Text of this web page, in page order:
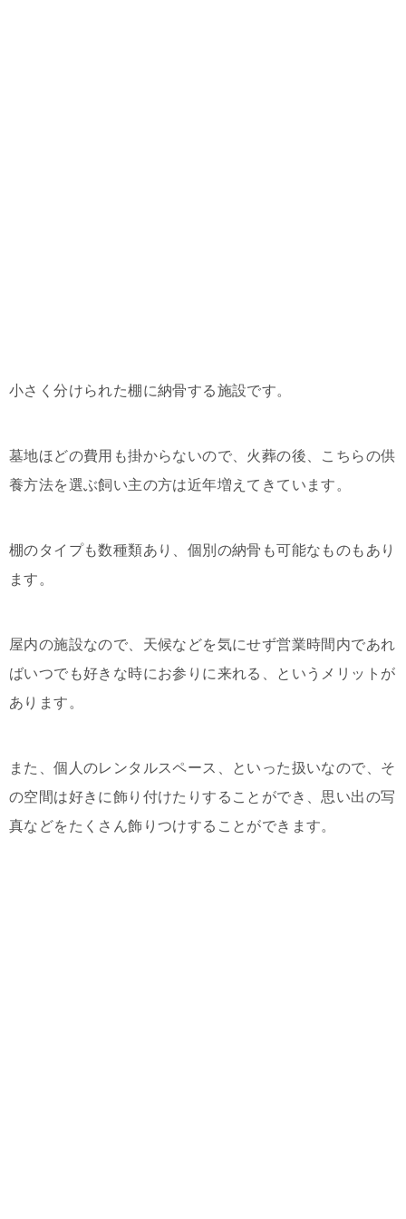
小さく分けられた棚に納骨する施設です。
墓地ほどの費用も掛からないので、火葬の後、こちらの供
養方法を選ぶ飼い主の方は近年増えてきています。
棚のタイプも数種類あり、個別の納骨も可能なものもあり
ます。
屋内の施設なので、天候などを気にせず営業時間内であれ
ばいつでも好きな時にお参りに来れる、というメリットが
あります。
また、個人のレンタルスペース、といった扱いなので、そ
の空間は好きに飾り付けたりすることができ、思い出の写
真などをたくさん飾りつけすることができます。